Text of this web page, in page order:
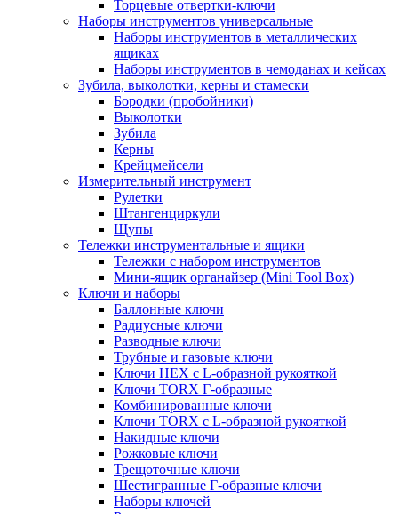
Торцевые отвертки-ключи
Наборы инструментов универсальные
Наборы инструментов в металлических
ящиках
Наборы инструментов в чемоданах и кейсах
Зубила, выколотки, керны и стамески
Бородки (пробойники)
Выколотки
Зубила
Керны
Крейцмейсели
Измерительный инструмент
Рулетки
Штангенциркули
Щупы
Тележки инструментальные и ящики
Тележки с набором инструментов
Мини-ящик органайзер (Mini Tool Box)
Ключи и наборы
Баллонные ключи
Радиусные ключи
Разводные ключи
Трубные и газовые ключи
Ключи HEX с L-образной рукояткой
Ключи TORX Г-образные
Комбинированные ключи
Ключи TORX с L-образной рукояткой
Накидные ключи
Рожковые ключи
Трещоточные ключи
Шестигранные Г-образные ключи
Наборы ключей